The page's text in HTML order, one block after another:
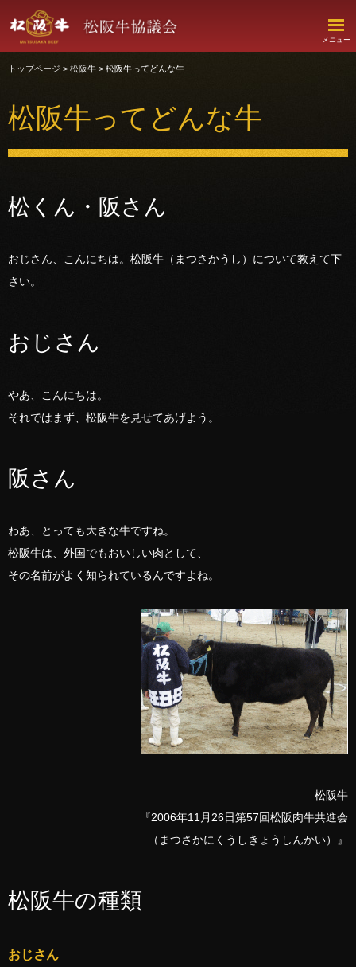
メニュー
Foreign language
トップページ > 松阪牛 > 松阪牛ってどんな牛
松阪牛ってどんな牛
松くん・阪さん
おじさん、こんにちは。松阪牛（まつさかうし）について教えて下
さい。
おじさん
やあ、こんにちは。
それではまず、松阪牛を見せてあげよう。
阪さん
わあ、とっても大きな牛ですね。
松阪牛は、外国でもおいしい肉として、
その名前がよく知られているんですよね。
松阪牛
『2006年11月26日第57回松阪肉牛共進会
（まつさかにくうしきょうしんかい）』
松阪牛の種類
おじさん